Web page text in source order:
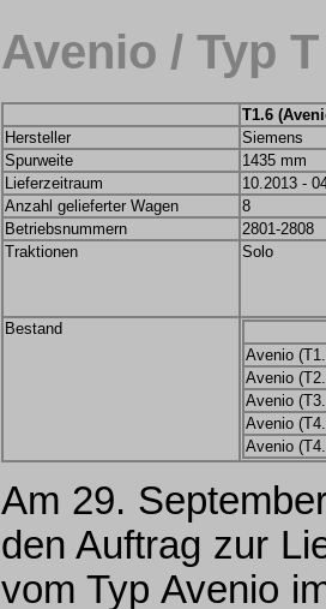
Avenio / Typ
T1.6
Hersteller
Siemens
Spurweite
1435 mm
Lieferzeitraum
10.2013 -
Anzahl gelieferter Wagen
8
Betriebsnummern
2801-2808
Traktionen
Solo
Bestand
Avenio
Avenio
Avenio
Avenio
Avenio
Am 29.
den Auftrag zur
vom Typ Avenio